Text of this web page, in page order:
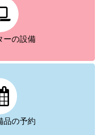
ーの設備
品の予約